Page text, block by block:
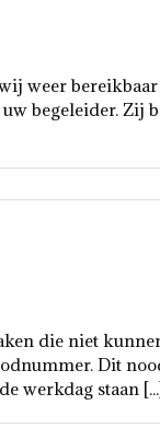
weer
begeleider. Zij
die niet
Dit
werkdag staan